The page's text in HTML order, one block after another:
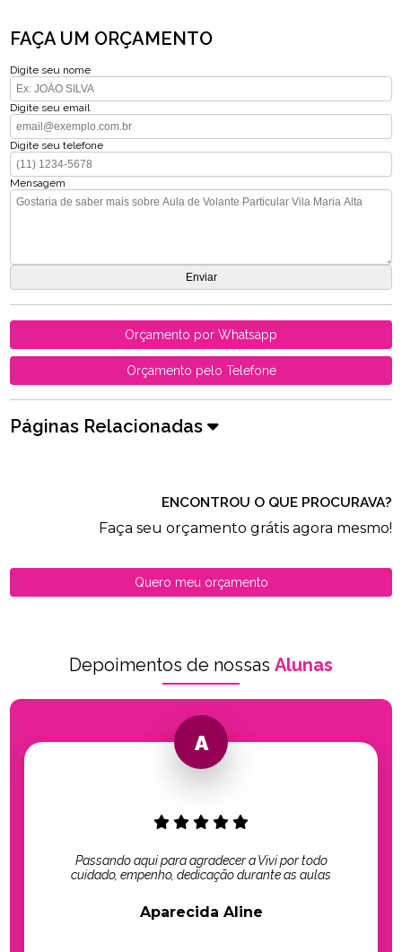
FAÇA UM ORÇAMENTO
Digite seu nome
Digite seu email
Digite seu telefone
Mensagem
Orçamento por Whatsapp
Orçamento pelo Telefone
Páginas Relacionadas
ENCONTROU O QUE PROCURAVA?
Faça seu orçamento grátis agora mesmo!
Quero meu orçamento
Depoimentos de nossas Alunas
Passando aqui para agradecer a Vivi por todo
cuidado, empenho, dedicação durante as aulas
Aparecida Aline